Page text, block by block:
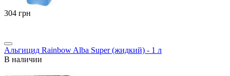
‍304‍ грн
Альгицид Rainbow Alba Super (жидкий) - 1 л
В наличии